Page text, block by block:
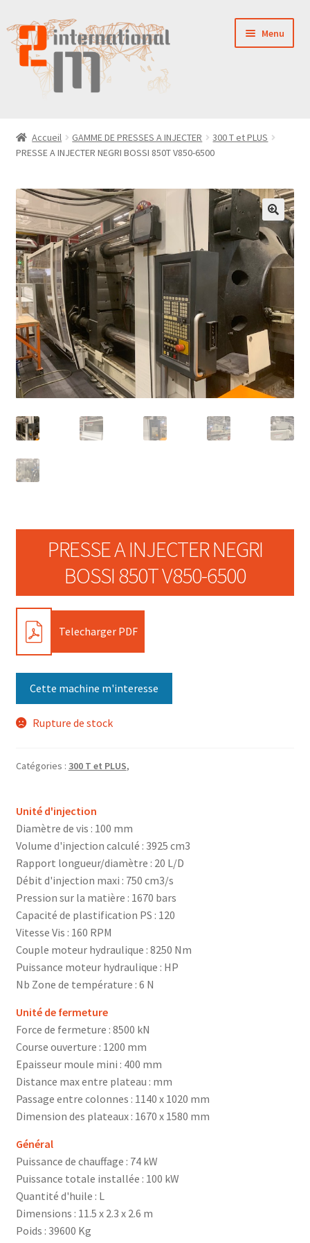
Aller
à
la
navigation
Aller
au
contenu
Menu
NOUVEAUTÉS
VENTES
PIÈCES DÉTACHÉES
CONTACT
Accueil GAMME DE PRESSES A INJECTER
300 T et PLUS
PRESSE A INJECTER NEGRI BOSSI 850T V850-6500
PRESSE A INJECTER NEGRI
BOSSI 850T V850-6500
PDF Telecharger PDF
Cette machine m'interesse
Rupture de stock
Catégories : 300 T et PLUS,
Unité d'injection
Diamètre de vis : 100 mm
Volume d'injection calculé : 3925 cm3
Rapport longueur/diamètre : 20 L/D
Débit d'injection maxi : 750 cm3/s
Pression sur la matière : 1670 bars
Capacité de plastification PS : 120
Vitesse Vis : 160 RPM
Couple moteur hydraulique : 8250 Nm
Puissance moteur hydraulique : HP
Nb Zone de température : 6 N
Unité de fermeture
Force de fermeture : 8500 kN
Course ouverture : 1200 mm
Epaisseur moule mini : 400 mm
Distance max entre plateau : mm
Passage entre colonnes : 1140 x 1020 mm
Dimension des plateaux : 1670 x 1580 mm
Général
Puissance de chauffage : 74 kW
Puissance totale installée : 100 kW
Quantité d'huile : L
Dimensions : 11.5 x 2.3 x 2.6 m
Poids : 39600 Kg